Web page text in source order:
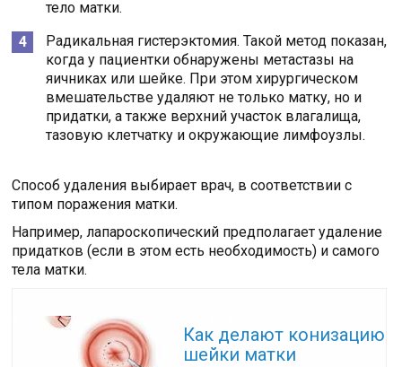
тело матки.
Радикальная гистерэктомия. Такой метод показан,
когда у пациентки обнаружены метастазы на
яичниках или шейке. При этом хирургическом
вмешательстве удаляют не только матку, но и
придатки, а также верхний участок влагалища,
тазовую клетчатку и окружающие лимфоузлы.
Способ удаления выбирает врач, в соответствии с
типом поражения матки.
Например, лапароскопический предполагает удаление
придатков (если в этом есть необходимость) и самого
тела матки.
Как делают конизацию
шейки матки